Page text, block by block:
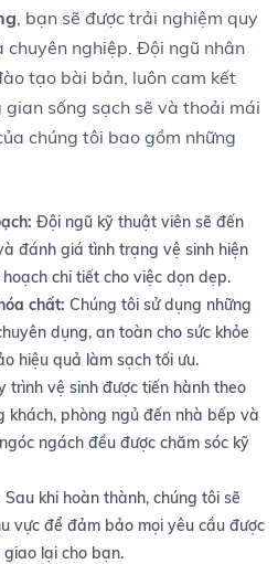
, bạn sẽ được trải nghiệm quy
nghiệp. Đội ngũ nhân
tạo bài bản, luôn cam kết
sống sạch ⁢sẽ và thoải mái
chúng tôi bao​ gồm những
Đội ngũ kỹ thuật ⁢viên sẽ đến
đánh giá tình trạng ⁢vệ sinh hiện‍
chi tiết cho việc dọn ⁣dẹp.
chất: Chúng tôi sử dụng những
dụng, an ⁣toàn cho sức khỏe
hiệu‍ quả làm sạch tối ưu.
trình vệ sinh được tiến hành theo
khách, phòng ngủ đến⁢ nhà ​bếp và
ngách đều được ⁢chăm‍ sóc kỹ‌
Sau khi ‍hoàn thành, chúng tôi sẽ
vực để đảm bảo mọi yêu cầu được
lại ‍cho bạn.